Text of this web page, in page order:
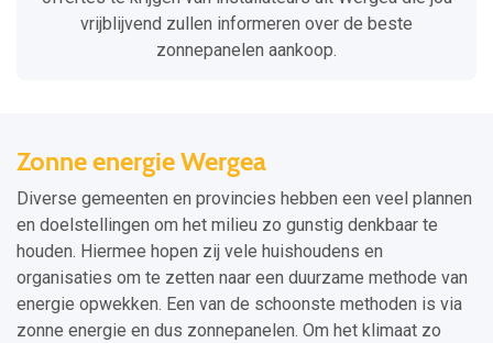
vrijblijvend zullen informeren over de beste
zonnepanelen aankoop.
Zonne energie Wergea
Diverse gemeenten en provincies hebben een veel plannen
en doelstellingen om het milieu zo gunstig denkbaar te
houden. Hiermee hopen zij vele huishoudens en
organisaties om te zetten naar een duurzame methode van
energie opwekken. Een van de schoonste methoden is via
zonne energie en dus zonnepanelen. Om het klimaat zo